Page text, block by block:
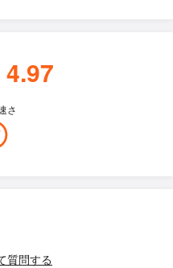
4.97
さ
質問する